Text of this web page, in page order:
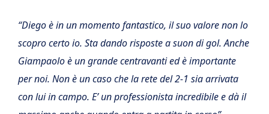
“Diego è in un momento fantastico, il suo valore non lo
scopro certo io. Sta dando risposte a suon di gol. Anche
Giampaolo è un grande centravanti ed è importante
per noi. Non è un caso che la rete del 2-1 sia arrivata
con lui in campo. E’ un professionista incredibile e dà il